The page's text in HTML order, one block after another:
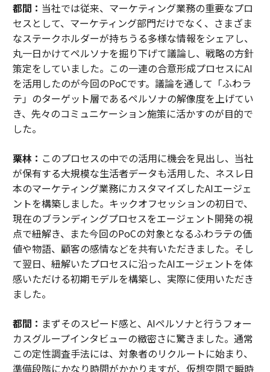
都間： 当社では従来、マーケティング業務の重要なプロ
セスとして、マーケティング部門だけでなく、さまざま
なステークホルダーが持ちうる多様な情報をシェアし、
丸一日かけてペルソナを掘り下げて議論し、戦略の方針
策定をしていました。この一連の合意形成プロセスにAI
を活用したのが今回のPoCです。議論を通して「ふわラ
テ」のターゲット層であるペルソナの解像度を上げてい
き、先々のコミュニケーション施策に活かすのが目的で
した。
栗林： このプロセスの中での活用に機会を見出し、当社
が保有する大規模な生活者データも活用した、ネスレ日
本のマーケティング業務にカスタマイズしたAIエージェ
ントを構築しました。キックオフセッションの初日で、
現在のブランディングプロセスをエージェント開発の視
点で紐解き、また今回のPoCの対象となるふわラテの価
値や物語、顧客の感情などを共有いただきました。そし
て翌日、紐解いたプロセスに沿ったAIエージェントを体
感いただける初期モデルを構築し、実際に使用いただき
ました。
都間： まずそのスピード感と、AIペルソナと行うフォー
カスグループインタビューの緻密さに驚きました。通常
この定性調査手法には、対象者のリクルートに始まり、
準備段階にかなり時間がかかりますが、仮想空間で瞬時